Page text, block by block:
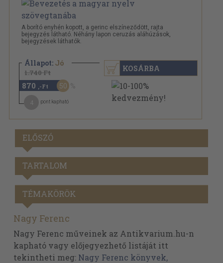
A borító enyhén kopott, a gerinc elszíneződött, rajta
bejegyzés látható. Néhány lapon ceruzás aláhúzások,
bejegyzések láthatók.
Állapot: Jó
1.740 Ft
870 ,-Ft 50
pont kapható
KOSÁRBA
ELŐSZÓ
TARTALOM
TÉMAKÖRÖK
Nagy Ferenc
Nagy Ferenc műveinek az Antikvarium.hu-n
kapható vagy előjegyezhető listáját itt
tekintheti meg: Nagy Ferenc könyvek,